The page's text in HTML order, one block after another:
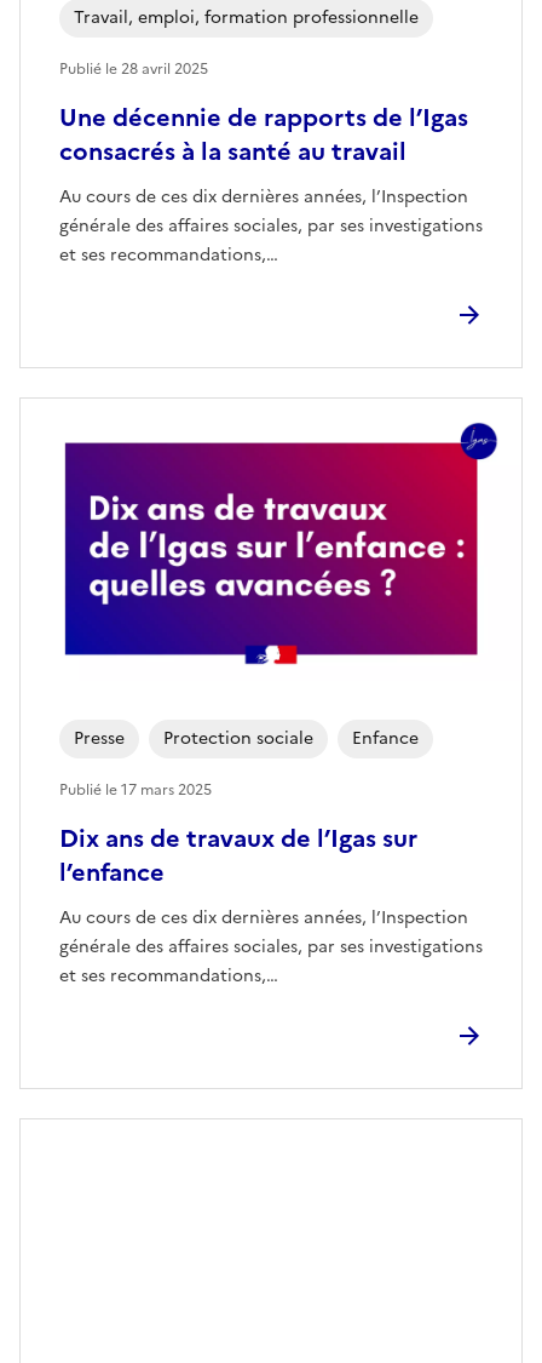
Une décennie de rapports de l’Igas
consacrés à la santé au travail
Au cours de ces dix dernières années, l’Inspection
générale des affaires sociales, par ses investigations
et ses recommandations,…
Travail, emploi, formation professionnelle
Publié le28 avril 2025
Dix ans de travaux de l’Igas sur
l’enfance
Au cours de ces dix dernières années, l’Inspection
générale des affaires sociales, par ses investigations
et ses recommandations,…
Presse Protection sociale Enfance
Publié le17 mars 2025